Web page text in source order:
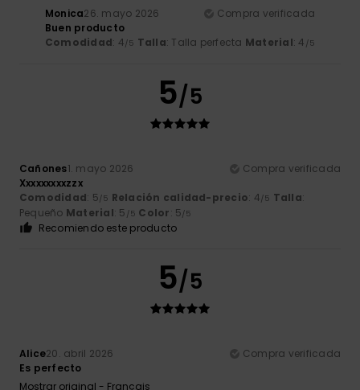
Monica26. mayo 2026
Compra verificada
Buen producto
Comodidad: 4/5 Talla: Talla perfecta Material: 4 /5
5/5
Cañones1. mayo 2026
Compra verificada
Xxxxxxxxxzzx
Comodidad: 5/5 Relación calidad-precio: 4/5 Talla:
Pequeño Material: 5 /5 Color: 5/5
Recomiendo este producto
5/5
Alice20. abril 2026
Compra verificada
Es perfecto
Mostrar original - Français